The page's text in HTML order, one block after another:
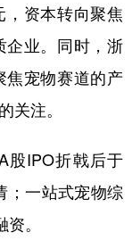
资本转向聚焦
企业。同时，浙
焦宠物赛道的产
关注。
IPO折戟后于
；一站式宠物综
。